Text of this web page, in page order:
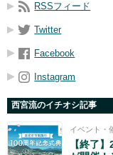
RSSフィード
Twitter
Facebook
Instagram
西宮流のイチオシ記事
イベント・
【終了